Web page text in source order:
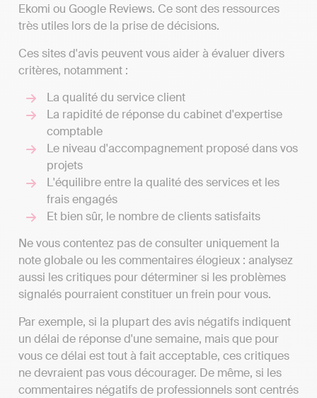
Ekomi ou Google Reviews. Ce sont des ressources
très utiles lors de la prise de décisions.
Ces sites d'avis peuvent vous aider à évaluer divers
critères, notamment :
La qualité du service client
La rapidité de réponse du cabinet d'expertise
comptable
Le niveau d'accompagnement proposé dans vos
projets
L'équilibre entre la qualité des services et les
frais engagés
Et bien sûr, le nombre de clients satisfaits
Ne vous contentez pas de consulter uniquement la
note globale ou les commentaires élogieux : analysez
aussi les critiques pour déterminer si les problèmes
signalés pourraient constituer un frein pour vous.
Par exemple, si la plupart des avis négatifs indiquent
un délai de réponse d'une semaine, mais que pour
vous ce délai est tout à fait acceptable, ces critiques
ne devraient pas vous décourager. De même, si les
commentaires négatifs de professionnels sont centrés